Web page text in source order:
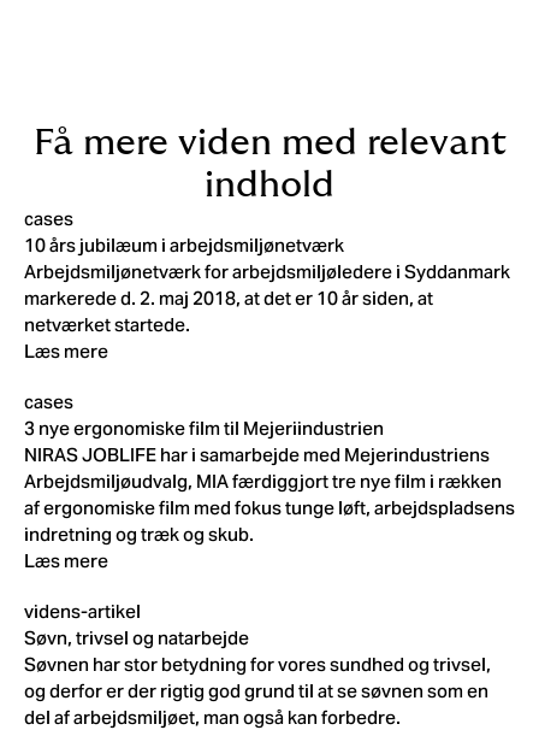
Få mere viden med relevant
indhold
cases
10 års jubilæum i arbejdsmiljønetværk
Arbejdsmiljønetværk for arbejdsmiljøledere i Syddanmark
markerede d. 2. maj 2018, at det er 10 år siden, at
netværket startede.
Læs mere
cases
3 nye ergonomiske film til Mejeriindustrien
NIRAS JOBLIFE har i samarbejde med Mejerindustriens
Arbejdsmiljøudvalg, MIA færdiggjort tre nye film i rækken
af ergonomiske film med fokus tunge løft, arbejdspladsens
indretning og træk og skub.
Læs mere
videns-artikel
Søvn, trivsel og natarbejde
Søvnen har stor betydning for vores sundhed og trivsel,
og derfor er der rigtig god grund til at se søvnen som en
del af arbejdsmiljøet, man også kan forbedre.